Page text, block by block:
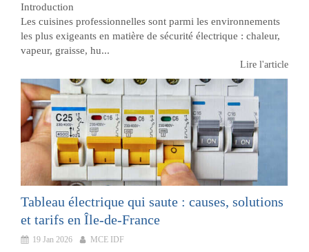
Introduction
Les cuisines professionnelles sont parmi les environnements
les plus exigeants en matière de sécurité électrique : chaleur,
vapeur, graisse, hu...
Lire l'article
Tableau électrique qui saute : causes, solutions
et tarifs en Île-de-France
19 Jan 2026 MCE IDF